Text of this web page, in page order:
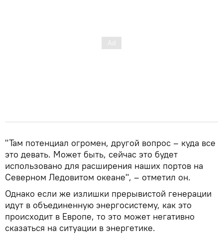
"Там потенциал огромен, другой вопрос – куда все
это девать. Может быть, сейчас это будет
использовано для расширения наших портов на
Северном Ледовитом океане", – отметил он.
Однако если же излишки прерывистой генерации
идут в объединенную энергосистему, как это
происходит в Европе, то это может негативно
сказаться на ситуации в энергетике.